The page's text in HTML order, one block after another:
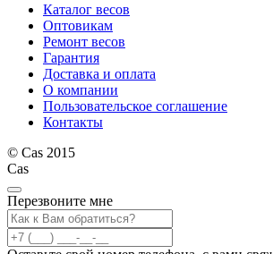
Каталог весов
Оптовикам
Ремонт весов
Гарантия
Доставка и оплата
О компании
Пользовательское соглашение
Контакты
© Cas 2015
Cas
Перезвоните мне